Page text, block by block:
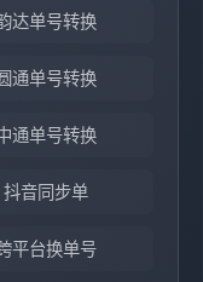
达单号转换
通单号转换
通单号转换
抖音同步单
平台换单号